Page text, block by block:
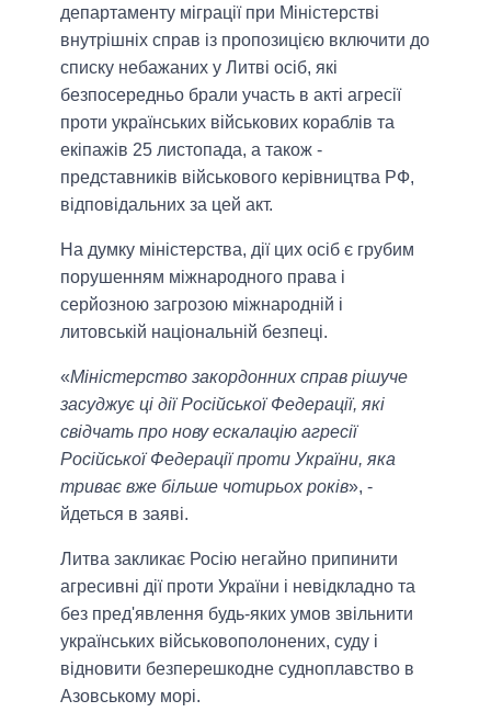
департаменту міграції при Міністерстві
внутрішніх справ із пропозицією включити до
списку небажаних у Литві осіб, які
безпосередньо брали участь в акті агресії
проти українських військових кораблів та
екіпажів 25 листопада, а також -
представників військового керівництва РФ,
відповідальних за цей акт.
На думку міністерства, дії цих осіб є грубим
порушенням міжнародного права і
серйозною загрозою міжнародній і
литовській національній безпеці.
«Міністерство закордонних справ рішуче
засуджує ці дії Російської Федерації, які
свідчать про нову ескалацію агресії
Російської Федерації проти України, яка
триває вже більше чотирьох років», -
йдеться в заяві.
Литва закликає Росію негайно припинити
агресивні дії проти України і невідкладно та
без пред'явлення будь-яких умов звільнити
українських військовополонених, суду і
відновити безперешкодне судноплавство в
Азовському морі.